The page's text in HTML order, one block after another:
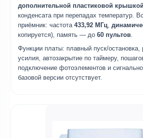
дополнительной пластиковой крышкой
конденсата при перепадах температур.
приёмник: частота 433,92 МГц
копируется), память — до 60 пультов
Функции платы: плавный пуск/остановка,
усилия, автозакрытие по таймеру,
подключение фотоэлементов и
базовой версии отсутствует.